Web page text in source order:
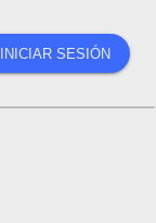
INICIAR SESIÓN